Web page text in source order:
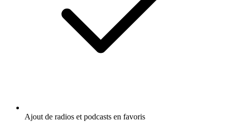
Ajout de radios et podcasts en favoris